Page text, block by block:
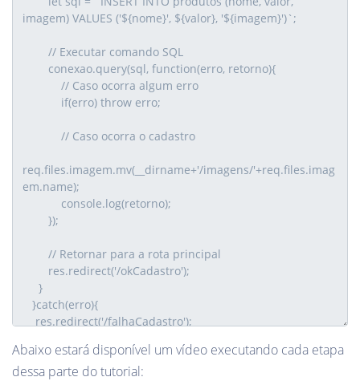
Abaixo estará disponível um vídeo executando cada etapa
dessa parte do tutorial: